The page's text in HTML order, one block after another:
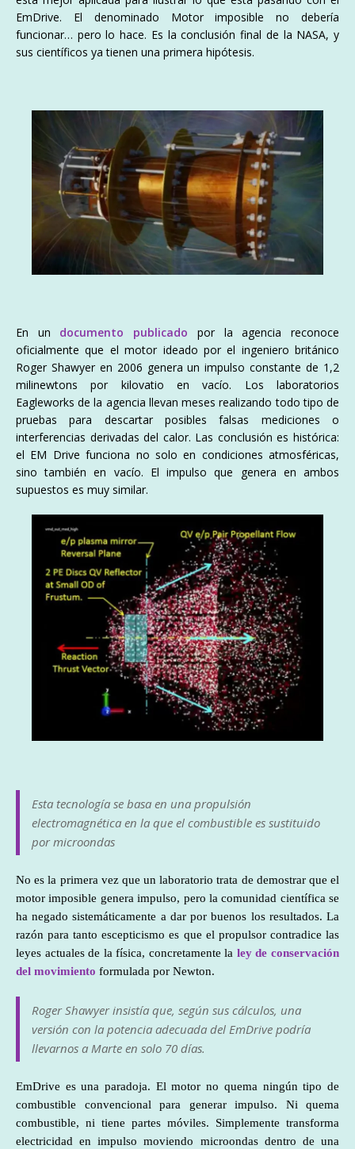
EmDrive. El denominado Motor imposible no debería
funcionar… pero lo hace. Es la conclusión final de la NASA, y
sus científicos ya tienen una primera hipótesis.
En un documento publicado por la agencia reconoce
oficialmente que el motor ideado por el ingeniero británico
Roger Shawyer en 2006 genera un impulso constante de 1,2
milinewtons por kilovatio en vacío. Los laboratorios
Eagleworks de la agencia llevan meses realizando todo tipo de
pruebas para descartar posibles falsas mediciones o
interferencias derivadas del calor. Las conclusión es histórica:
el EM Drive funciona no solo en condiciones atmosféricas,
sino también en vacío. El impulso que genera en ambos
supuestos es muy similar.
Esta tecnología se basa en una propulsión
electromagnética en la que el combustible es sustituido
por microondas
No es la primera vez que un laboratorio trata de demostrar que el
motor imposible genera impulso, pero la comunidad científica se
ha negado sistemáticamente a dar por buenos los resultados. La
razón para tanto escepticismo es que el propulsor contradice las
leyes actuales de la física, concretamente la ley de conservación
del movimiento formulada por Newton.
Roger Shawyer insistía que, según sus cálculos, una
versión con la potencia adecuada del EmDrive podría
llevarnos a Marte en solo 70 días.
EmDrive es una paradoja. El motor no quema ningún tipo de
combustible convencional para generar impulso. Ni quema
combustible, ni tiene partes móviles. Simplemente transforma
electricidad en impulso moviendo microondas dentro de una